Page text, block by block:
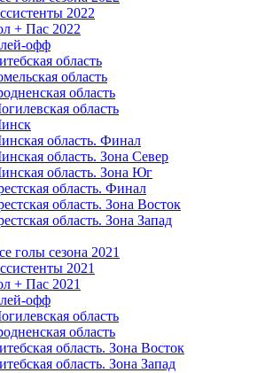
2022
+ Пас 2022
офф
область
область
область
область
область. Финал
область. Зона Север
область. Зона Юг
область. Финал
область. Зона Восток
область. Зона Запад
голы сезона 2021
2021
+ Пас 2021
офф
область
область
область. Зона Восток
область. Зона Запад